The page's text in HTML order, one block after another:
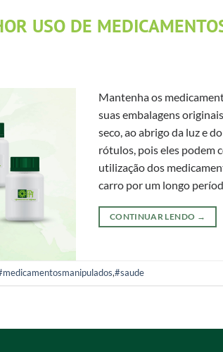
USO DE
Mantenha os
suas embalagens
seco, ao abrigo da luz e
rótulos, pois eles podem
utilização dos
carro por um longo
CONTINUAR LENDO →
,#saude